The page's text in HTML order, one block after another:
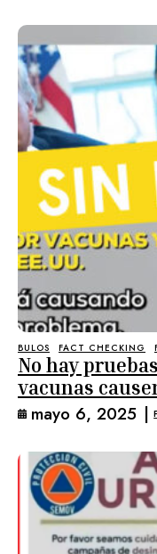
BULOS FACT CHECKING
No hay
vacunas
mayo 6, 2025 |